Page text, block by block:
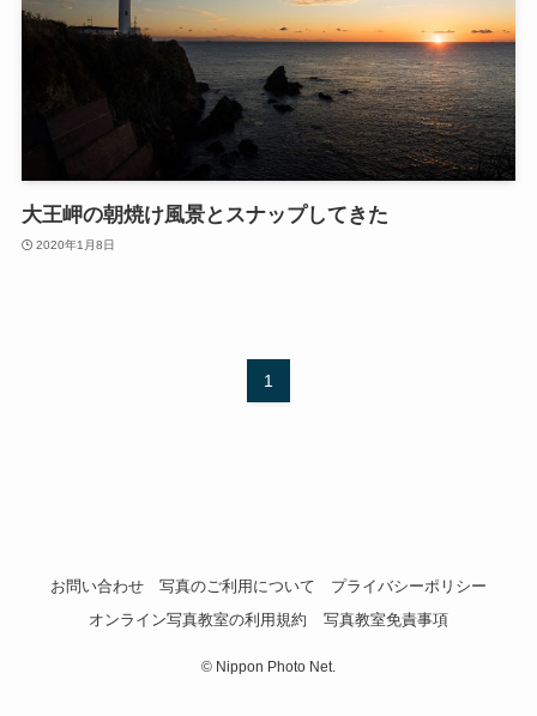
大王岬の朝焼け風景とスナップしてきた
2020年1月8日
1
お問い合わせ 写真のご利用について
プライバシーポリシー
オンライン写真教室の利用規約
写真教室免責事項
© Nippon Photo Net.